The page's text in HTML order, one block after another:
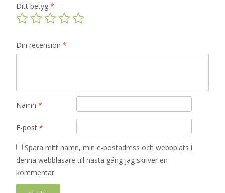
Ditt betyg *
Din recension *
Namn *
E-post *
Spara mitt namn, min e-postadress och webbplats i
denna webbläsare till nästa gång jag skriver en
kommentar.